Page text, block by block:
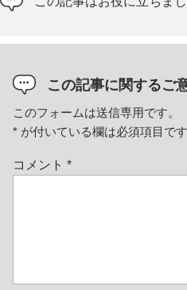
この記事に関するご
このフォームは送信専用です。
* が付いている欄は必須項目です
コメント *